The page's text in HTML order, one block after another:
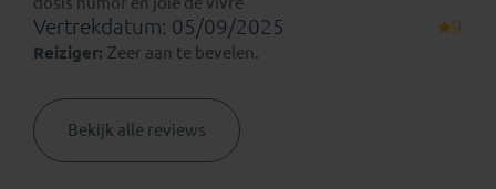
Vertrekdatum: 05/09/2025 9
Reiziger: Zeer aan te bevelen.
Bekijk alle reviews